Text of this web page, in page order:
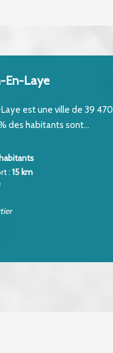
En-Laye
est une ville de 39 470
des habitants sont...
: 15 km